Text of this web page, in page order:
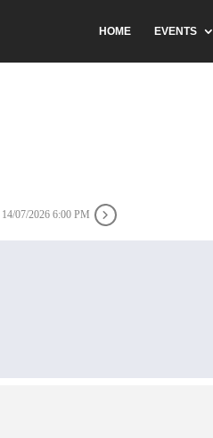
HOME EVENTS
14/07/2026 6:00 PM